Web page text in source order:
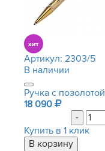
Артикул: 2303/5
В наличии
Ручка с позолотой
18 090
-
Купить в 1 клик